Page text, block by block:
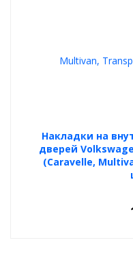
Накладки на
дверей
(Caravelle,